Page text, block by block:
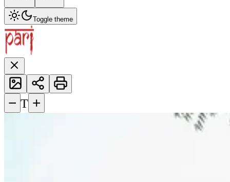
Toggle theme
− T +